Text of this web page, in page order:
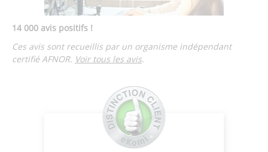
14 000 avis positifs !
Ces avis sont recueillis par un organisme indépendant
certifié AFNOR. Voir tous les avis.